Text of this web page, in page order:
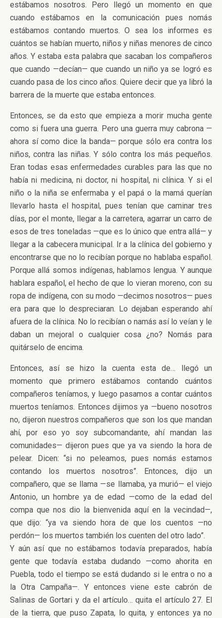
estábamos nosotros. Pero llegó un momento en que
cuando estábamos en la comunicación pues nomás
estábamos contando muertos. O sea los informes es
cuántos se habían muerto, niños y niñas menores de cinco
años. Y estaba esta palabra que sacaban los compañeros
que cuando —decían— que cuando un niño ya se logró es
cuando pasa de los cinco años. Quiere decir que ya libró la
barrera de la muerte que estaba entonces.
Entonces, se da esto que empieza a morir mucha gente
como si fuera una guerra. Pero una guerra muy cabrona —
ahora sí como dice la banda— porque sólo era contra los
niños, contra las niñas. Y sólo contra los más pequeños.
Eran todas esas enfermedades curables para las que no
había ni medicina, ni doctor, ni hospital, ni clínica. Y si el
niño o la niña se enfermaba y el papá o la mamá querían
llevarlo hasta el hospital, pues tenían que caminar tres
días, por el monte, llegar a la carretera, agarrar un carro de
esos de tres toneladas —que es lo único que entra allá— y
llegar a la cabecera municipal. Ir a la clínica del gobierno y
encontrarse que no lo recibían porque no hablaba español.
Porque allá somos indígenas, hablamos lengua. Y aunque
hablara español, el hecho de que lo vieran moreno, con su
ropa de indígena, con su modo —decimos nosotros— pues
era para que lo despreciaran. Lo dejaban esperando ahí
afuera de la clínica. No lo recibían o namás así lo veían y le
daban un mejoral o cualquier cosa ¿no? Nomás para
quitárselo de encima.
Entonces, así se hizo la cuenta esta de… llegó un
momento que primero estábamos contando cuántos
compañeros teníamos, y luego pasamos a contar cuántos
muertos teníamos. Entonces dijimos ya —bueno nosotros
no, dijeron nuestros compañeros que son los que mandan
ahí, por eso yo soy subcomandante, ahí mandan las
comunidades— dijeron pues que ya va siendo la hora de
pelear. Dicen: “si no peleamos, pues nomás estamos
contando los muertos nosotros”. Entonces, dijo un
compañero, que se llama —se llamaba, ya murió— el viejo
Antonio, un hombre ya de edad —como de la edad del
compa que nos dio la bienvenida aquí en la vecindad—,
que dijo: “ya va siendo hora de que los cuentos —no
perdón— los muertos también los cuenten del otro lado”.
Y aún así que no estábamos todavía preparados, había
gente que todavía estaba dudando —como ahorita en
Puebla, todo el tiempo se está dudando si le entra o no a
la Otra Campaña—. Y entonces viene este cabrón de
Salinas de Gortari y da el artículo… quita el artículo 27. El
de la tierra, que puso Zapata, lo quita, y entonces ya no